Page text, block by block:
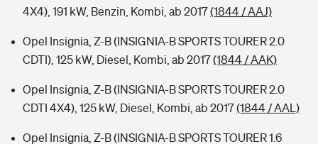
4X4), 191 kW, Benzin, Kombi, ab 2017(1844 / AAJ)
Opel Insignia, Z-B (INSIGNIA-B SPORTS TOURER 2.0
CDTI), 125 kW, Diesel, Kombi, ab 2017(1844 / AAK)
Opel Insignia, Z-B (INSIGNIA-B SPORTS TOURER 2.0
CDTI 4X4), 125 kW, Diesel, Kombi, ab 2017(1844 / AAL)
Opel Insignia, Z-B (INSIGNIA-B SPORTS TOURER 1.6